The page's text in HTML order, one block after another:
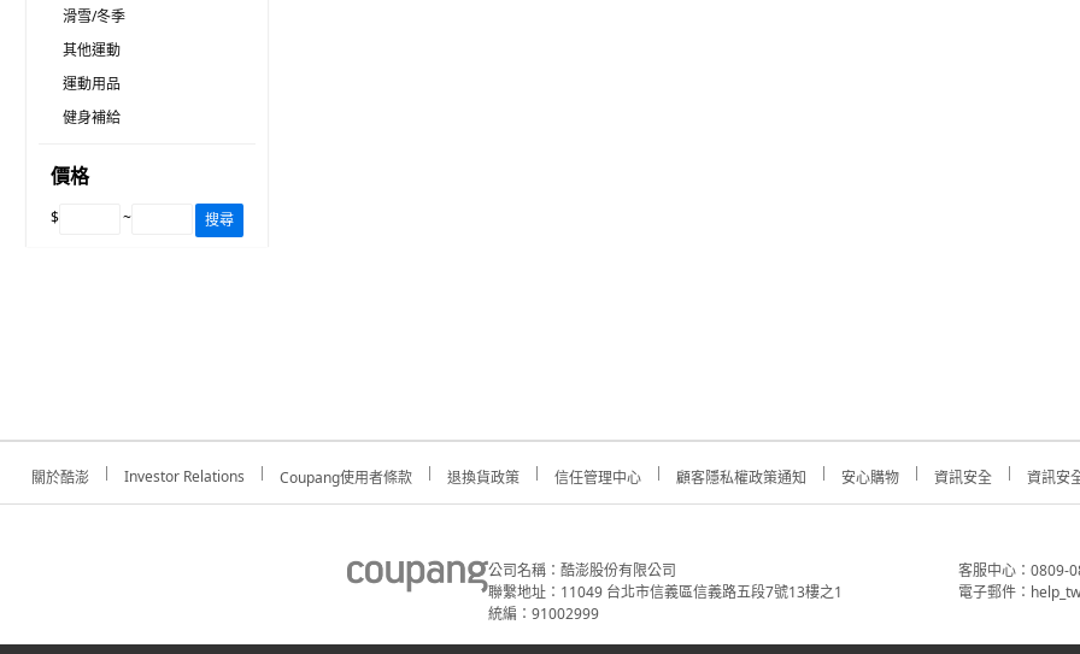
滑雪/冬季
其他運動
運動用品
健身補給
價格
$ ~ 搜尋
關於酷澎 Investor Relations Coupang使用者條款 退換貨政策 信任管理中心 顧客隱私權政策通知 安心購物 資訊安全 資訊安
公司名稱：酷澎股份有限公司
聯繫地址：11049 台北市信義區信義路五段7號13樓之1
統編：91002999
客服中心：0809-
電子郵件：